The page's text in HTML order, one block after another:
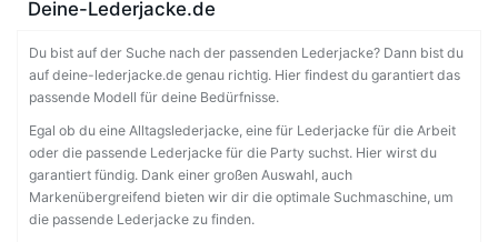
Deine-Lederjacke.de
Du bist auf der Suche nach der passenden Lederjacke? Dann bist du
auf deine-lederjacke.de genau richtig. Hier findest du garantiert das
passende Modell für deine Bedürfnisse.
Egal ob du eine Alltagslederjacke, eine für Lederjacke für die Arbeit
oder die passende Lederjacke für die Party suchst. Hier wirst du
garantiert fündig. Dank einer großen Auswahl, auch
Markenübergreifend bieten wir dir die optimale Suchmaschine, um
die passende Lederjacke zu finden.